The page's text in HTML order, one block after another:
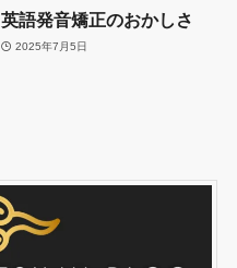
英語発音矯正のおかしさ
2025年7月5日